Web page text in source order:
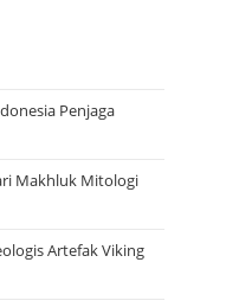
Penjaga
Makhluk Mitologi
Artefak Viking